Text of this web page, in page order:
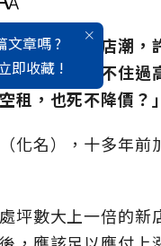
文章嗎 ?
即收藏 !
紛紛傳出倒店潮
半是店家捱不住
租，也死不降價？
化名），十多年
坪數大上一倍的